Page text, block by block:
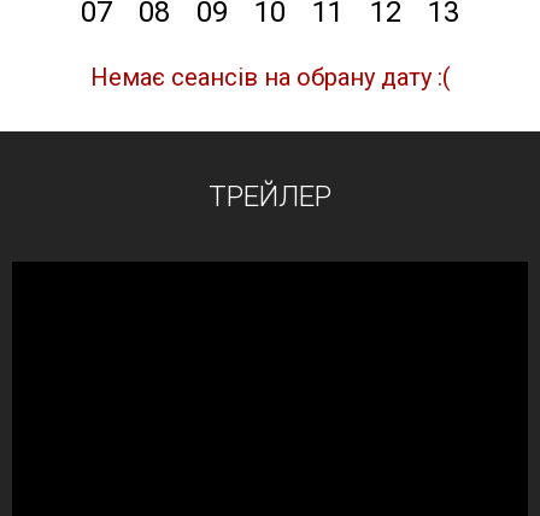
07
08 09 10 11 12 13
Немає сеансів на обрану дату :(
ТРЕЙЛЕР